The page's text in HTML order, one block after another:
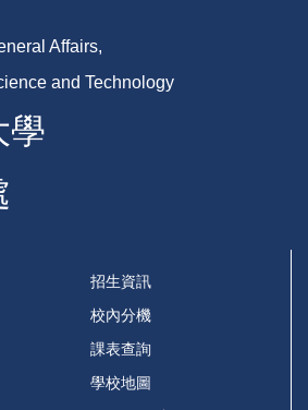
Affairs,
and Technology
學
招生資訊
校內分機
課表查詢
學校地圖